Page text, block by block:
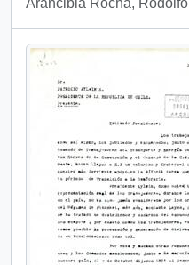
Arancibia Rocha, Rodolfo